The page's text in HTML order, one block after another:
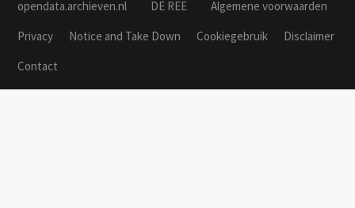
opendata.archieven.nl DE REE
Algemene voorwaarden
Privacy
Notice and Take Down Cookiegebruik
Disclaimer
Contact